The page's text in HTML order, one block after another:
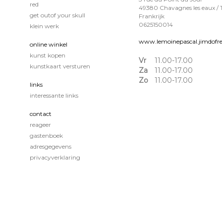
49380 Chavagnes les eaux /
Frankrijk
0625150014
Vr
11.00-17.00
Za
11.00-17.00
Zo
11.00-17.00
red
get outof your skull
klein werk
online winkel
kunst kopen
kunstkaart versturen
links
interessante links
contact
reageer
gastenboek
adresgegevens
privacyverklaring